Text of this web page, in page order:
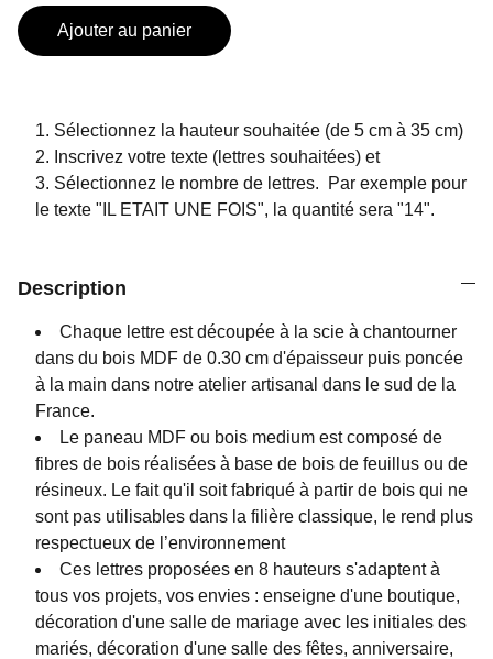
Ajouter au panier
Sélectionnez la hauteur souhaitée (de 5 cm à 35 cm)
Inscrivez votre texte (lettres souhaitées) et
Sélectionnez le nombre de lettres. Par exemple pour
le texte "IL ETAIT UNE FOIS", la quantité sera "14".
Description
Chaque lettre est découpée à la scie à chantourner
dans du bois MDF de 0.30 cm d'épaisseur puis poncée
à la main dans notre atelier artisanal dans le sud de la
France.
Le paneau MDF ou bois medium est composé de
fibres de bois réalisées à base de bois de feuillus ou de
résineux. Le fait qu'il soit fabriqué à partir de bois qui ne
sont pas utilisables dans la filière classique, le rend plus
respectueux de l’environnement
Ces lettres proposées en 8 hauteurs s'adaptent à
tous vos projets, vos envies : enseigne d'une boutique,
décoration d'une salle de mariage avec les initiales des
mariés, décoration d'une salle des fêtes, anniversaire,